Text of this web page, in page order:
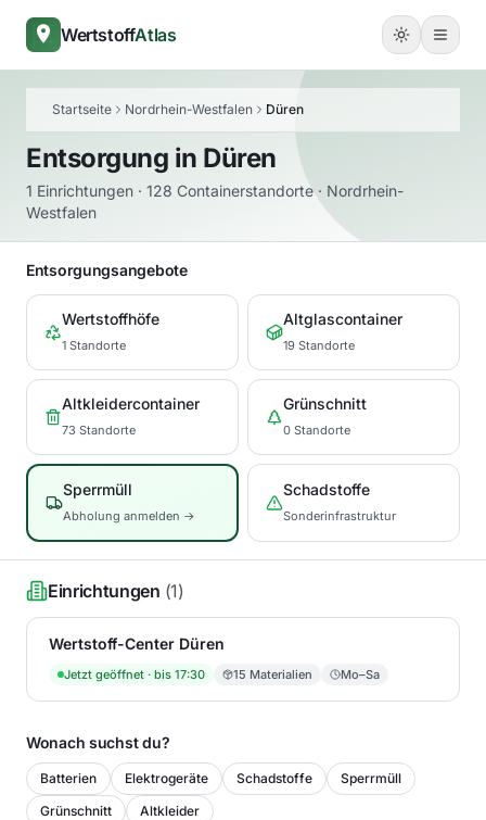
WertstoffAtlas
Startseite Nordrhein-Westfalen Düren
Entsorgung in Düren
1 Einrichtungen · 128 Containerstandorte · Nordrhein-
Westfalen
Entsorgungsangebote
Wertstoffhöfe
1 Standorte
Altglascontainer
19 Standorte
Altkleidercontainer
73 Standorte
Grünschnitt
0 Standorte
Sperrmüll
Abholung anmelden →
Schadstoffe
Sonderinfrastruktur
Einrichtungen (1)
Wertstoff-Center Düren
Jetzt geöffnet · bis 17:30 15 Materialien Mo–Sa
Wonach suchst du?
Batterien Elektrogeräte Schadstoffe
Sperrmüll
Grünschnitt
Altkleider